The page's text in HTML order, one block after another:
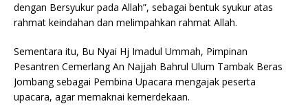
dengan Bersyukur pada Allah”, sebagai bentuk syukur atas
rahmat keindahan dan melimpahkan rahmat Allah.
Sementara itu, Bu Nyai Hj Imadul Ummah, Pimpinan
Pesantren Cemerlang An Najjah Bahrul Ulum Tambak Beras
Jombang sebagai Pembina Upacara mengajak peserta
upacara, agar memaknai kemerdekaan.